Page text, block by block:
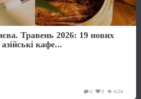
Травень 2026: 19 нових
кафе...
4226
0
0